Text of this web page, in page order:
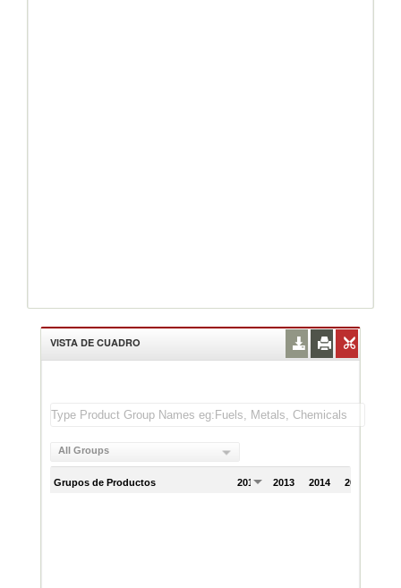
VISTA DE CUADRO
All Groups
Grupos de Productos 2012 2013 2014 2015